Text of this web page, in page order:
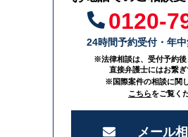
0120-
24時間予約受付・年
※法律相談は、受付予約後
直接弁護士にはお繋ぎ
※国際案件の相談に関
こちらをご覧く
メール